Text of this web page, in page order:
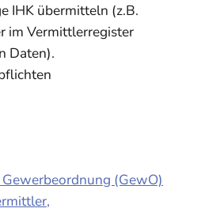
IHK übermitteln (z.B.
im Vermittlerregister
Daten).
(GewO)